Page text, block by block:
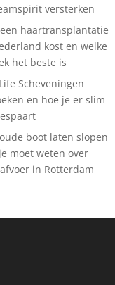
versterken
haartransplantatie
kost en welke
het beste is
Scheveningen
en hoe je er slim
boot laten slopen
moet weten over
in Rotterdam